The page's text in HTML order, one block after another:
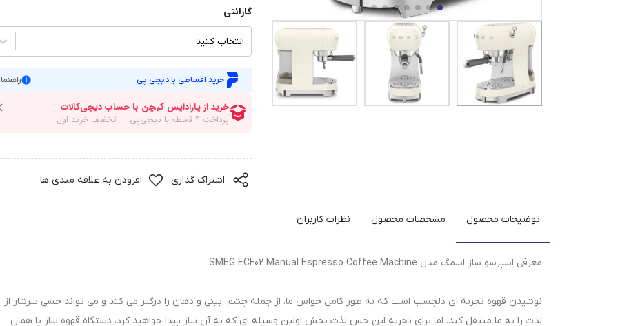
گارانتی
انتخاب کنید
خرید اقساطی با دیجی پی راهنما
اشتراک گذاری افزودن به علاقه مندی ها
توضیحات محصول مشخصات محصول نظرات کاربران
معرفی اسپرسو ساز اسمگ مدل SMEG ECF02 Manual Espresso Coffee Machine
نوشیدن قهوه تجربه ای دلچسب است که به طور کامل حواس ما، از جمله چشم، بینی و دهان را درگیر می کند و می تواند حسی سرشار از
لذت را به ما منتقل کند. اما برای تجربه این حس لذت بخش اولین وسیله ای که به آن نیاز پیدا خواهید کرد، دستگاه قهوه ساز یا همان